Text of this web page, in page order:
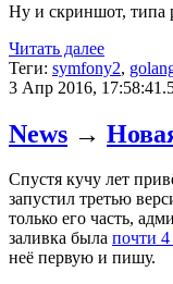
Ну и скриншот, типа
Читать далее
Теги: symfony2,
3 Апр 2016,
News →
Спустя кучу лет
запустил третью
только его часть,
заливка была почти 4
неё первую и пишу.